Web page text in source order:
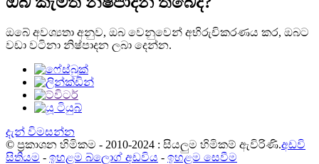
ඔබේ අවශ්‍යතා අනුව, ඔබ වෙනුවෙන් අභිරුචිකරණය කර, ඔබට
වඩා වටිනා නිෂ්පාදන ලබා දෙන්න.
දැන් විමසන්න
© ප්‍රකාශන හිමිකම - 2010-2024 : සියලුම හිමිකම් ඇවිරිණි.අඩවි
සිතියම - ඉහළම බ්ලොග් අඩවිය - ඉහළම සෙවීම